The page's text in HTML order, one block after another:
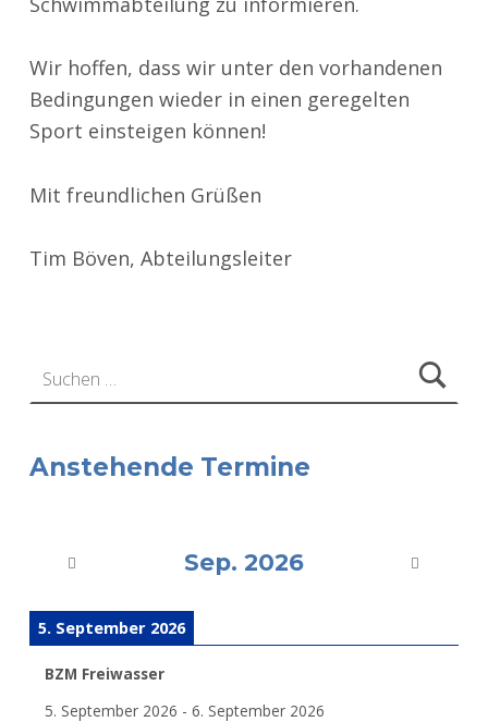
Wir hoffen, dass wir unter den vorhandenen
Bedingungen wieder in einen geregelten
Sport einsteigen können!
Mit freundlichen Grüßen
Tim Böven, Abteilungsleiter
Anstehende Termine
Sep. 2026
5. September 2026
BZM Freiwasser
5. September 2026 - 6. September 2026